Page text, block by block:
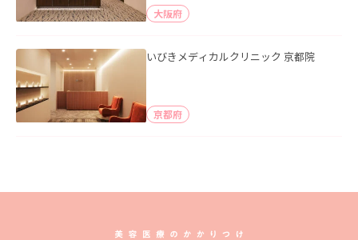
大阪府
いびきメディカルクリニック 京都院
京都府